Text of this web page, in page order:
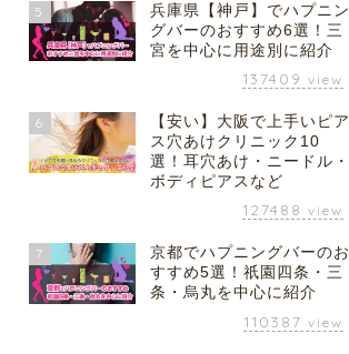
5
兵庫県【神戸】でハプニン
グバーのおすすめ6選！三
宮を中心に用途別に紹介
137409 view
6
【安い】大阪で上手いピア
ス穴あけクリニック10
選！耳穴あけ・ニードル・
ボディピアスなど
127488 view
7
京都でハプニングバーのお
すすめ5選！祇園四条・三
条・烏丸を中心に紹介
110387 view